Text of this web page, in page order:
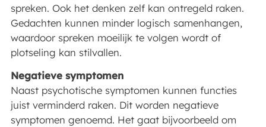
spreken. Ook het denken zelf kan ontregeld raken.
Gedachten kunnen minder logisch samenhangen,
waardoor spreken moeilijk te volgen wordt of
plotseling kan stilvallen.
Negatieve symptomen
Naast psychotische symptomen kunnen functies
juist verminderd raken. Dit worden negatieve
symptomen genoemd. Het gaat bijvoorbeeld om